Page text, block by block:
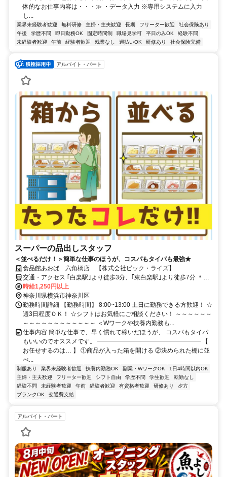
体的なお仕事内容は・・・≫ ・データ入力 ※専用システムに入力
し...
業界未経験者歓迎 無料研修 主婦・主夫歓迎 長期 フリーター歓迎
社会保険あり
午後
学歴不問 即日勤務OK 固定時間制 職場見学可 平日のみOK
経験不問
未経験者歓迎
午前 経験者歓迎 残業なし 週払いOK 研修あり 社会保険完備
アルバイト・パート
スーパーの品出しスタッフ
＜並べるだけ！＞簡単な仕事のほうが、コスパもタイパも最強★
食品館あおば 六角橋店 【株式会社ビック・ライズ】
交通・アクセス ｢白楽駅｣より徒歩3分、｢東白楽駅｣より徒歩7分 ＊自
転車通勤OK
時給1,250円以上
神奈川県横浜市神奈川区
勤務時間詳細 【勤務時間】 8:00~13:00 土日に勤務できる方歓迎！ ☆
週3日程度ＯＫ！ ☆シフトはお気軽にご相談ください！ ～～～～～～
～～～～～～～～～～～～ ＜Wワークや扶養内勤務も...
仕事内容 簡単な仕事で、早く慣れて稼いだほうが、 コスパもタイパ
もいいのでオススメです。 ━━━━━━━━━━━━━━━━━ 【
お任せするのは… 】 ①商品が入った箱を開ける ②決められた棚に並
べ...
制服あり 業界未経験者歓迎 扶養内勤務OK 副業・WワークOK
1日4時間以内OK
主婦・主夫歓迎
フリーター歓迎 シフト自由 学歴不問 学生歓迎
転勤なし
経験不問
未経験者歓迎 午前 経験者歓迎 有資格者歓迎 研修あり
夕方
ブランクOK
交通費支給
アルバイト・パート